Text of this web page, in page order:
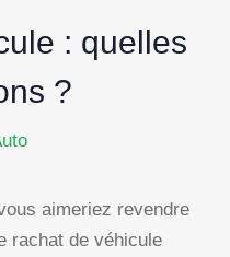
: quelles
?
aimeriez revendre
rachat de véhicule